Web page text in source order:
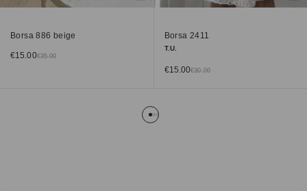
Borsa 886 beige
€35.00
€15.00
Borsa 2411
T.U.
€30.00
€15.00